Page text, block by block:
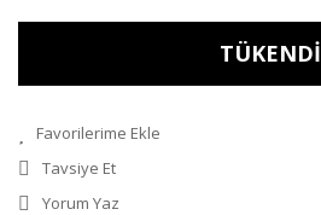
TÜKENDİ
Tavsiye Et
Yorum Yaz